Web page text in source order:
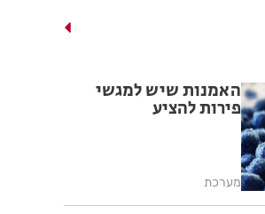
האמנות שיש למגשי
פירות להציע
מערכת